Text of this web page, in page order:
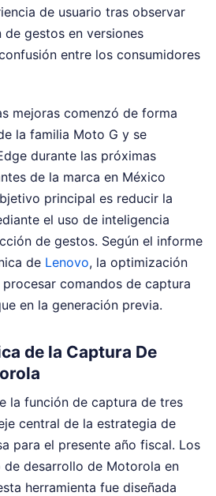
de usuario tras observar
gestos en versiones
entre los consumidores
mejoras comenzó de forma
la familia Moto G y se
durante las próximas
de la marca en México
principal es reducir la
el uso de inteligencia
de gestos. Según el informe
de Lenovo, la optimización
comandos de captura
en la generación previa.
de la Captura De
la función de captura de tres
central de la estrategia de
para el presente año fiscal. Los
de desarrollo de Motorola en
herramienta fue diseñada